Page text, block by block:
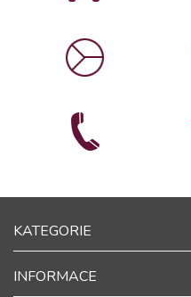
KATEGORIE
INFORMACE